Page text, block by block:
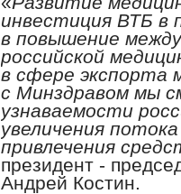
инвестиция ВТБ в
в повышение
российской
в сфере экспорта
с Минздравом мы
узнаваемости
увеличения
привлечения
президент -
Андрей Костин.